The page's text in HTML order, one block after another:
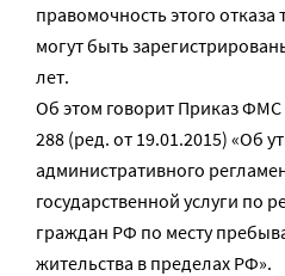
правомочность этого
могут быть
лет.
Об этом говорит Приказ ФМС
288 (ред. от 19.01.2015) «Об
административного
государственной услуги по
граждан РФ по месту
жительства в пределах РФ».